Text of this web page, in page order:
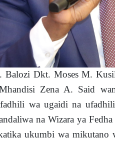
Dkt. Moses M.
Zena A. Said
wa ugaidi na
na Wizara ya
ukumbi wa mikutano